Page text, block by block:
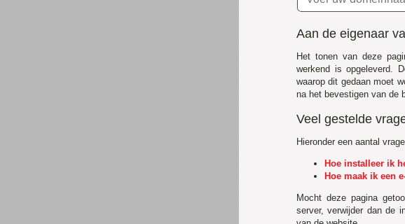
Aan de eigenaar
Het tonen van deze
werkend is opgeleverd.
waarop dit gedaan moet
na het bevestigen van de
Veel gestelde
Hieronder een aantal
Hoe installeer ik
Hoe maak ik een
Mocht deze pagina
server, verwijder dan de